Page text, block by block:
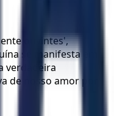
ouvintes',
se manifesta em
verdadeira
de nosso amor por